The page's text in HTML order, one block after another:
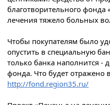
благотворительного
лечения тяжело больных
Чтобы покупателям было
опустить в специальную
только банка наполнится -
фонда. Что будет отражено
http://fond.region35.ru/